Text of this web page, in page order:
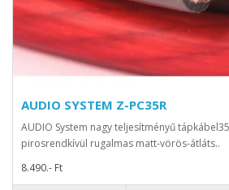
AUDIO SYSTEM Z-PC35R
AUDIO System nagy teljesítményű
pirosrendkívül rugalmas matt-vörös-átláts..
8.490.- Ft